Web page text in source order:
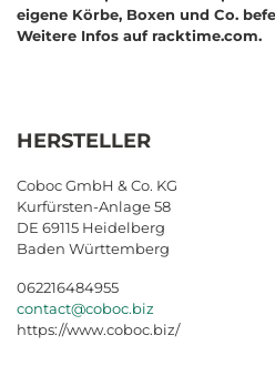
eigene Körbe, Boxen und Co.
Weitere Infos auf racktime.com.
HERSTELLER
Coboc GmbH & Co. KG
Kurfürsten-Anlage 58
DE 69115 Heidelberg
Baden Württemberg
062216484955
contact@coboc.biz
https://www.coboc.biz/